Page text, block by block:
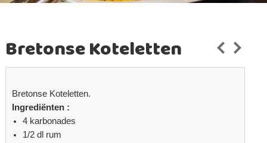
Bretonse Koteletten
Bretonse Koteletten.
Ingrediënten :
4 karbonades
1/2 dl rum